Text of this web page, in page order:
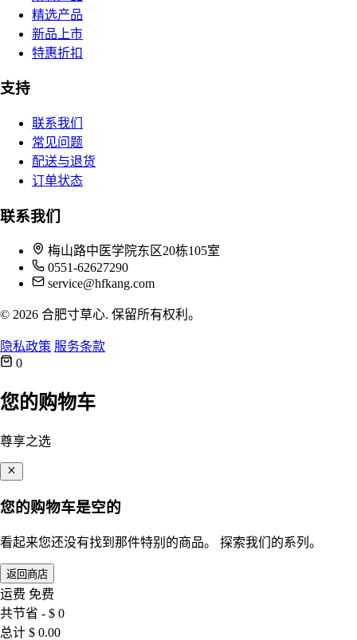
精选产品
新品上市
特惠折扣
支持
联系我们
常见问题
配送与退货
订单状态
联系我们
梅山路中医学院东区20栋105室
0551-62627290
service@hfkang.com
© 2026 合肥寸草心. 保留所有权利。
隐私政策 服务条款
0
您的购物车
尊享之选
您的购物车是空的
看起来您还没有找到那件特别的商品。 探索我们的系列。
返回商店
运费 免费
共节省 - $ 0
总计 $ 0.00